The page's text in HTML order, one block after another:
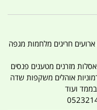
חגים ארועים חריגים מלחמות מגפה
מזרנים מטענים פנסים
אוהלים משקפות שדה
ועוד